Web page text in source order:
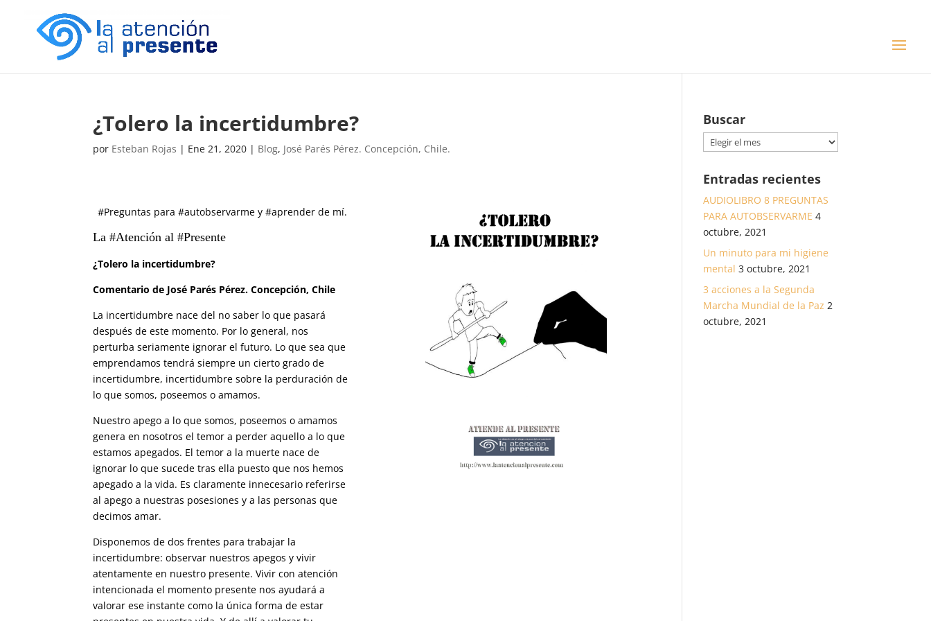
¿Tolero la incertidumbre?
por Esteban Rojas | Ene 21, 2020 | Blog, José Parés Pérez. Concepción, Chile.
#Preguntas para #autobservarme y #aprender de mí.
La #Atención al #Presente
¿Tolero la incertidumbre?
Comentario de José Parés Pérez. Concepción, Chile
La incertidumbre nace del no saber lo que pasará
después de este momento. Por lo general, nos
perturba seriamente ignorar el futuro. Lo que sea que
emprendamos tendrá siempre un cierto grado de
incertidumbre, incertidumbre sobre la perduración de
lo que somos, poseemos o amamos.
Nuestro apego a lo que somos, poseemos o amamos
genera en nosotros el temor a perder aquello a lo que
estamos apegados. El temor a la muerte nace de
ignorar lo que sucede tras ella puesto que nos hemos
apegado a la vida. Es claramente innecesario referirse
al apego a nuestras posesiones y a las personas que
decimos amar.
Disponemos de dos frentes para trabajar la
incertidumbre: observar nuestros apegos y vivir
atentamente en nuestro presente. Vivir con atención
intencionada el momento presente nos ayudará a
valorar ese instante como la única forma de estar
Buscar
Buscar
Entradas recientes
AUDIOLIBRO 8 PREGUNTAS
PARA AUTOBSERVARME 4
octubre, 2021
Un minuto para mi higiene
mental 3 octubre, 2021
3 acciones a la Segunda
Marcha Mundial de la Paz 2
octubre, 2021